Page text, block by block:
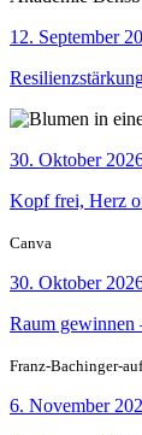
12. September
30. Oktober
Kopf frei, Herz
Canva
30. Oktober
Raum gewinnen
Franz-Bachinger-
6. November